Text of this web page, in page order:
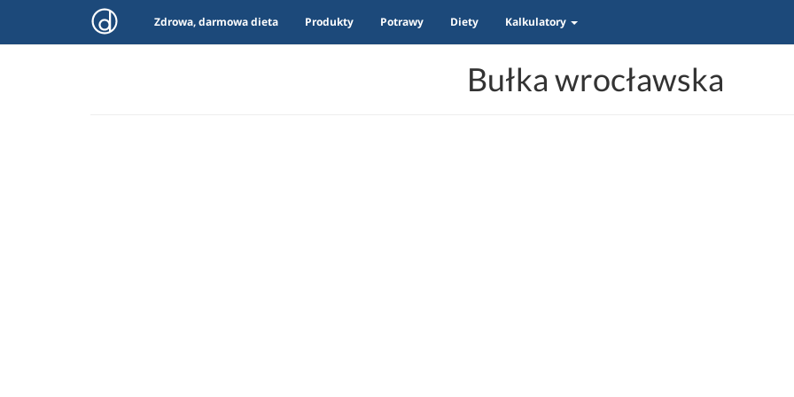
Zdrowa, darmowa dieta Produkty Potrawy Diety Kalkulatory
Bułka wrocławska